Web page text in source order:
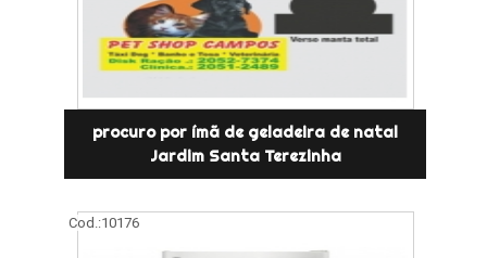
procuro por ímã de geladeira de natal
Jardim Santa Terezinha
Cod.:10176